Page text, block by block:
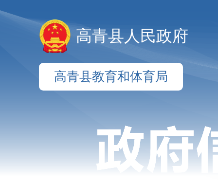
高青县人民政府
高青县教育和体育局